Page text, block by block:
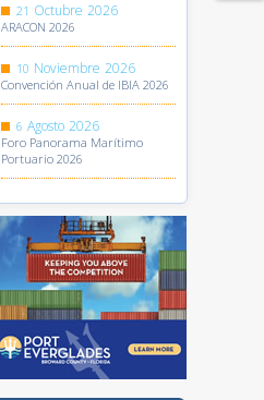
21 Octubre 2026
ARACON 2026
10 Noviembre 2026
Convención Anual de IBIA 2026
6 Agosto 2026
Foro Panorama Marítimo
Portuario 2026